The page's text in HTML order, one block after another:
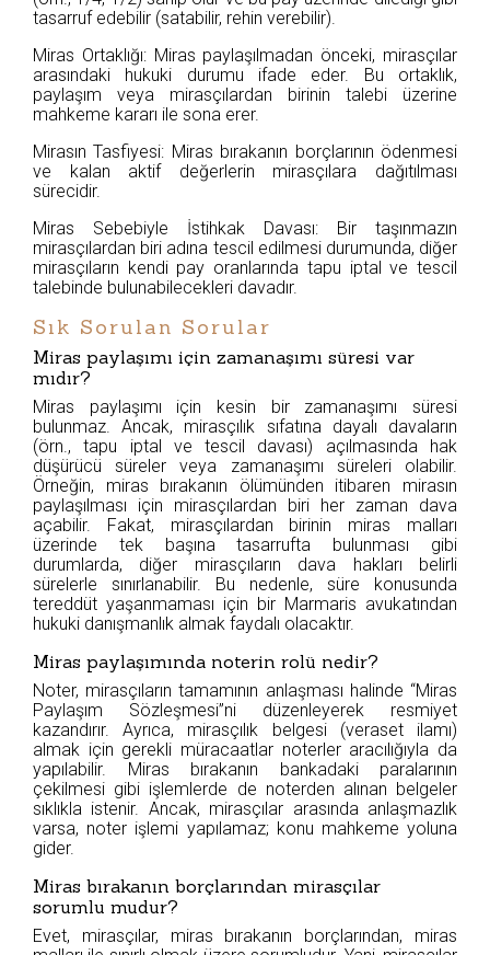
tasarruf edebilir (satabilir, rehin verebilir).
Miras Ortaklığı: Miras paylaşılmadan önceki, mirasçılar
arasındaki hukuki durumu ifade eder. Bu ortaklık,
paylaşım veya mirasçılardan birinin talebi üzerine
mahkeme kararı ile sona erer.
Mirasın Tasfiyesi: Miras bırakanın borçlarının ödenmesi
ve kalan aktif değerlerin mirasçılara dağıtılması
sürecidir.
Miras Sebebiyle İstihkak Davası: Bir taşınmazın
mirasçılardan biri adına tescil edilmesi durumunda, diğer
mirasçıların kendi pay oranlarında tapu iptal ve tescil
talebinde bulunabilecekleri davadır.
Sık Sorulan Sorular
Miras paylaşımı için zamanaşımı süresi var
mıdır?
Miras paylaşımı için kesin bir zamanaşımı süresi
bulunmaz. Ancak, mirasçılık sıfatına dayalı davaların
(örn., tapu iptal ve tescil davası) açılmasında hak
düşürücü süreler veya zamanaşımı süreleri olabilir.
Örneğin, miras bırakanın ölümünden itibaren mirasın
paylaşılması için mirasçılardan biri her zaman dava
açabilir. Fakat, mirasçılardan birinin miras malları
üzerinde tek başına tasarrufta bulunması gibi
durumlarda, diğer mirasçıların dava hakları belirli
sürelerle sınırlanabilir. Bu nedenle, süre konusunda
tereddüt yaşanmaması için bir Marmaris avukatından
hukuki danışmanlık almak faydalı olacaktır.
Miras paylaşımında noterin rolü nedir?
Noter, mirasçıların tamamının anlaşması halinde “Miras
Paylaşım Sözleşmesi”ni düzenleyerek resmiyet
kazandırır. Ayrıca, mirasçılık belgesi (veraset ilamı)
almak için gerekli müracaatlar noterler aracılığıyla da
yapılabilir. Miras bırakanın bankadaki paralarının
çekilmesi gibi işlemlerde de noterden alınan belgeler
sıklıkla istenir. Ancak, mirasçılar arasında anlaşmazlık
varsa, noter işlemi yapılamaz; konu mahkeme yoluna
gider.
Miras bırakanın borçlarından mirasçılar
sorumlu mudur?
Evet, mirasçılar, miras bırakanın borçlarından, miras